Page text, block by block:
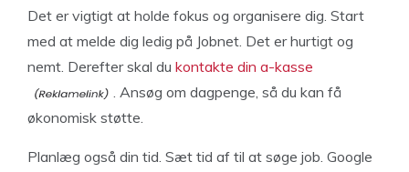
Det er vigtigt at holde fokus og organisere dig. Start
med at melde dig ledig på Jobnet. Det er hurtigt og
nemt. Derefter skal du kontakte din a-kasse
. Ansøg om dagpenge, så du kan få
økonomisk støtte.
Planlæg også din tid. Sæt tid af til at søge job. Google